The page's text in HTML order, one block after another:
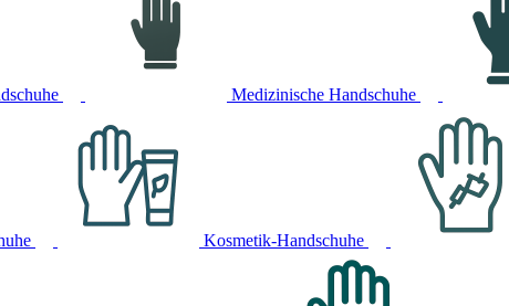
Medizinische Handschuhe
Kosmetik-Handschuhe